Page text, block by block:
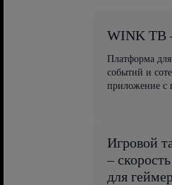
WINK ТВ
Платформа
событий и
приложение с
Игровой
–
для